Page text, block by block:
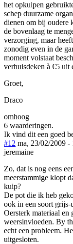
het opkuipen
schep duurzame
dienen om bij oudere
de bovenlaag te
verzorging, maar
zonodig even in de
moment volstaat
verhuisdeken à €5 uit
Groet,
Draco
omhoog
6 waarderingen.
Ik vind dit een goed
#12 ma, 23/02/2009 -
jeremaine
Zo, dat is nog eens
meerstammige klopt
kuip?
De pot die ik heb
ook in een soort
Oersterk materiaal en
weersinvloeden. By
echt een probleem.
uitgesloten.